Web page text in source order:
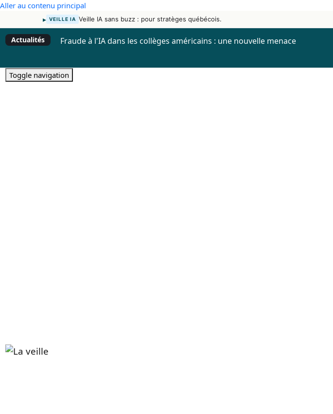
Aller au contenu principal
▸ VEILLE IA Veille IA sans buzz : pour stratèges québécois.
Actualités Fraude à l'IA dans les collèges américains : une nouvelle menace
Toggle navigation